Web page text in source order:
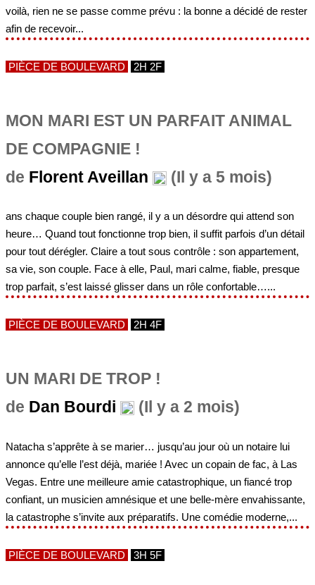
voilà, rien ne se passe comme prévu : la bonne a décidé de rester
afin de recevoir...
PIÈCE DE BOULEVARD 2H 2F
MON MARI EST UN PARFAIT ANIMAL
DE COMPAGNIE !
de Florent Aveillan (Il y a 5 mois)
ans chaque couple bien rangé, il y a un désordre qui attend son
heure… Quand tout fonctionne trop bien, il suffit parfois d’un détail
pour tout dérégler. Claire a tout sous contrôle : son appartement,
sa vie, son couple. Face à elle, Paul, mari calme, fiable, presque
trop parfait, s’est laissé glisser dans un rôle confortable…...
PIÈCE DE BOULEVARD 2H 4F
UN MARI DE TROP !
de Dan Bourdi (Il y a 2 mois)
Natacha s’apprête à se marier… jusqu’au jour où un notaire lui
annonce qu’elle l’est déjà, mariée ! Avec un copain de fac, à Las
Vegas. Entre une meilleure amie catastrophique, un fiancé trop
confiant, un musicien amnésique et une belle-mère envahissante,
la catastrophe s’invite aux préparatifs. Une comédie moderne,...
PIÈCE DE BOULEVARD 3H 5F